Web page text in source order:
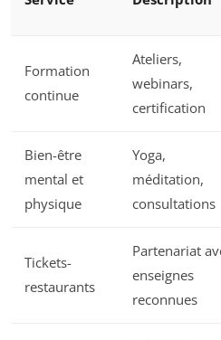
Formation
continue
Ateliers,
webinars,
certification
Bien-être
mental et
physique
Yoga,
méditation,
consultations
Tickets-
restaurants
Partenariat
enseignes
reconnues